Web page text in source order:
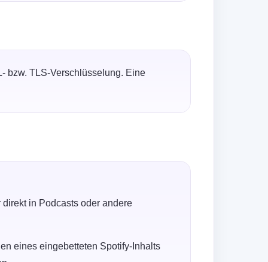
bzw. TLS-Verschlüsselung. Eine
in Podcasts oder andere
eines eingebetteten Spotify-Inhalts